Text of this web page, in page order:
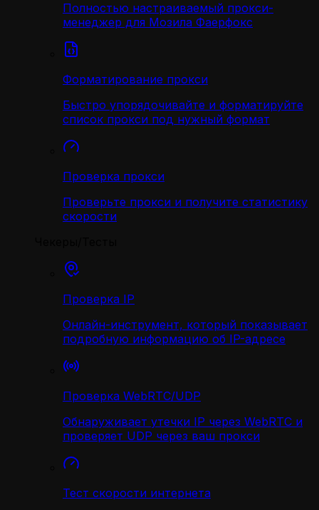
Полностью настраиваемый прокси-
менеджер для Мозила Фаерфокс
Форматирование прокси
Быстро упорядочивайте и форматируйте
список прокси под нужный формат
Проверка прокси
Проверьте прокси и получите статистику
скорости
Проверка IP
Онлайн-инструмент, который показывает
подробную информацию об IP-адресе
Проверка WebRTC/UDP
Обнаруживает утечки IP через WebRTC и
проверяет UDP через ваш прокси
Тест скорости интернета